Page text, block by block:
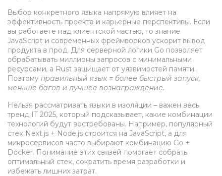
Выбор конкретного языка напрямую влияет на
эффективность проекта и карьерные перспективы. Если
вы работаете над клиентской частью, то знание
JavaScript и современных фреймворков ускорит вывод
продукта в прод. Для серверной логики Go позволяет
обрабатывать миллионы запросов с минимальными
ресурсами, а Rust защищает от уязвимостей памяти.
Поэтому правильный язык = более быстрый запуск,
меньше багов и лучшее вознаграждение.
Нельзя рассматривать языки в изоляции – важен весь
тренд IT 2025, который подсказывает, какие комбинации
технологий будут востребованы. Например, популярный
стек Next.js + Node.js строится на JavaScript, а для
микросервисов часто выбирают комбинацию Go +
Docker. Понимание этих связей помогает собрать
оптимальный стек, сократить время разработки и
избежать лишних затрат.